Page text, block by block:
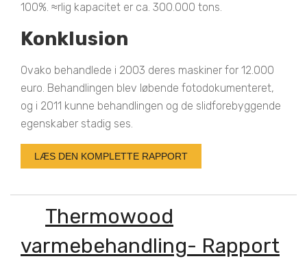
100%. ≈rlig kapacitet er ca. 300.000 tons.
Konklusion
Ovako behandlede i 2003 deres maskiner for 12.000
euro. Behandlingen blev løbende fotodokumenteret,
og i 2011 kunne behandlingen og de slidforebyggende
egenskaber stadig ses.
LÆS DEN KOMPLETTE RAPPORT
Thermowood
varmebehandling- Rapport